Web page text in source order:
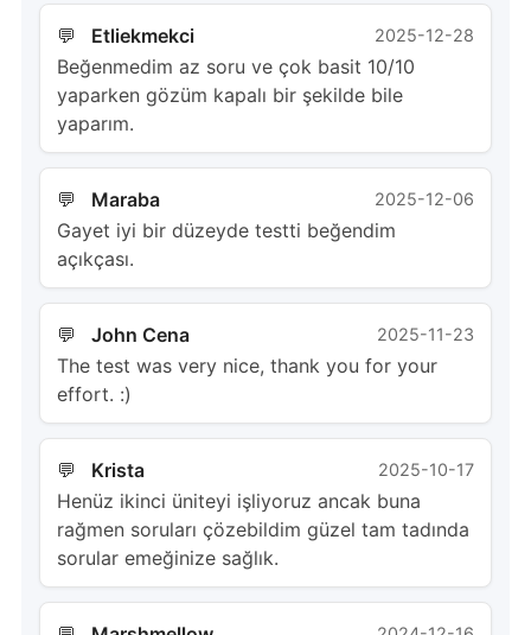
Etliekmekci 2025-12-28
Beğenmedim az soru ve çok basit 10/10
yaparken gözüm kapalı bir şekilde bile
yaparım.
Maraba 2025-12-06
Gayet iyi bir düzeyde testti beğendim
açıkçası.
John Cena 2025-11-23
The test was very nice, thank you for your
effort. :)
Krista 2025-10-17
Henüz ikinci üniteyi işliyoruz ancak buna
rağmen soruları çözebildim güzel tam tadında
sorular emeğinize sağlık.